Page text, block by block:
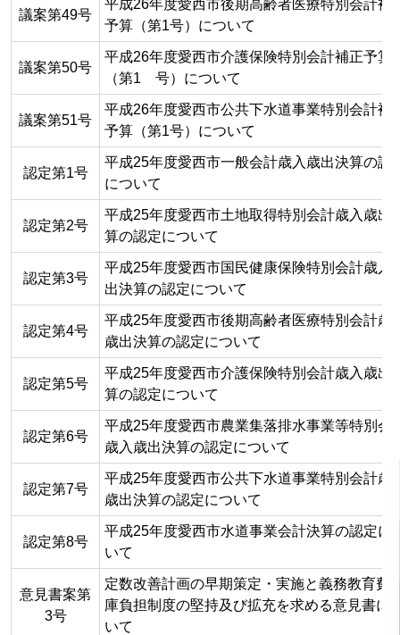
議案第49号
平成26年度愛西市後期高齢者医療特別会計補
予算（第1号）について
議案第50号
平成26年度愛西市介護保険特別会計補正予算
（第1 号）について
議案第51号
平成26年度愛西市公共下水道事業特別会計補
予算（第1号）について
認定第1号
平成25年度愛西市一般会計歳入歳出決算の認
について
認定第2号
平成25年度愛西市土地取得特別会計歳入歳出
算の認定について
認定第3号
平成25年度愛西市国民健康保険特別会計歳入
出決算の認定について
認定第4号
平成25年度愛西市後期高齢者医療特別会計歳
歳出決算の認定について
認定第5号
平成25年度愛西市介護保険特別会計歳入歳出
算の認定について
認定第6号
平成25年度愛西市農業集落排水事業等特別会
歳入歳出決算の認定について
認定第7号
平成25年度愛西市公共下水道事業特別会計歳
歳出決算の認定について
認定第8号
平成25年度愛西市水道事業会計決算の認定に
いて
意見書案第
3号
定数改善計画の早期策定・実施と義務教育費
庫負担制度の堅持及び拡充を求める意見書に
いて